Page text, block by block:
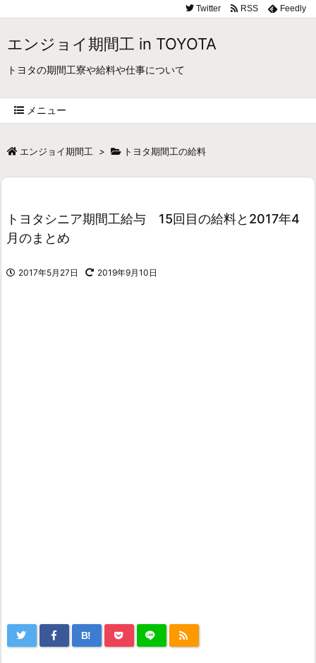
エンジョイ期間工 in TOYOTA
トヨタの期間工寮や給料や仕事について
メニュー
Twitter RSS Feedly
エンジョイ期間工 > トヨタ期間工の給料
トヨタシニア期間工給与 15回目の給料と2017年4
月のまとめ
2017年5月27日 2019年9月10日
B!